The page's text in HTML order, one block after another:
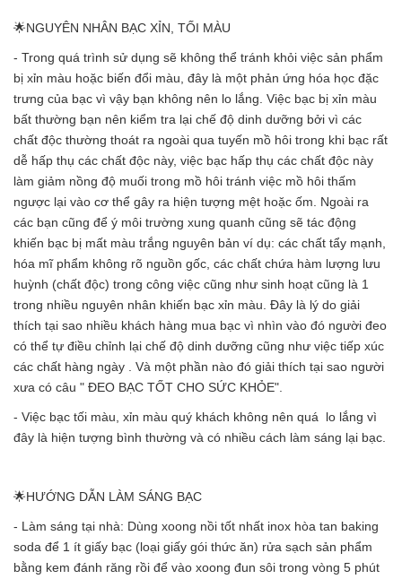
🌟NGUYÊN NHÂN BẠC XỈN, TỐI MÀU
- Trong quá trình sử dụng sẽ không thể tránh khỏi việc sản phẩm
bị xỉn màu hoặc biến đổi màu, đây là một phản ứng hóa học đặc
trưng của bạc vì vậy bạn không nên lo lắng. Việc bạc bị xỉn màu
bất thường bạn nên kiểm tra lại chế độ dinh dưỡng bởi vì các
chất độc thường thoát ra ngoài qua tuyến mồ hôi trong khi bạc rất
dễ hấp thụ các chất độc này, việc bạc hấp thụ các chất độc này
làm giảm nồng độ muối trong mồ hôi tránh việc mồ hôi thấm
ngược lại vào cơ thể gây ra hiện tượng mệt hoặc ốm. Ngoài ra
các bạn cũng để ý môi trường xung quanh cũng sẽ tác động
khiến bạc bị mất màu trắng nguyên bản ví dụ: các chất tẩy mạnh,
hóa mĩ phẩm không rõ nguồn gốc, các chất chứa hàm lượng lưu
huỳnh (chất độc) trong công việc cũng như sinh hoạt cũng là 1
trong nhiều nguyên nhân khiến bạc xỉn màu. Đây là lý do giải
thích tại sao nhiều khách hàng mua bạc vì nhìn vào đó người đeo
có thể tự điều chỉnh lại chế độ dinh dưỡng cũng như việc tiếp xúc
các chất hàng ngày . Và một phần nào đó giải thích tại sao người
xưa có câu " ĐEO BẠC TỐT CHO SỨC KHỎE".
- Việc bạc tối màu, xỉn màu quý khách không nên quá lo lắng vì
đây là hiện tượng bình thường và có nhiều cách làm sáng lại bạc.
🌟HƯỚNG DẪN LÀM SÁNG BẠC
- Làm sáng tại nhà: Dùng xoong nồi tốt nhất inox hòa tan baking
soda để 1 ít giấy bạc (loại giấy gói thức ăn) rửa sạch sản phẩm
bằng kem đánh răng rồi để vào xoong đun sôi trong vòng 5 phút